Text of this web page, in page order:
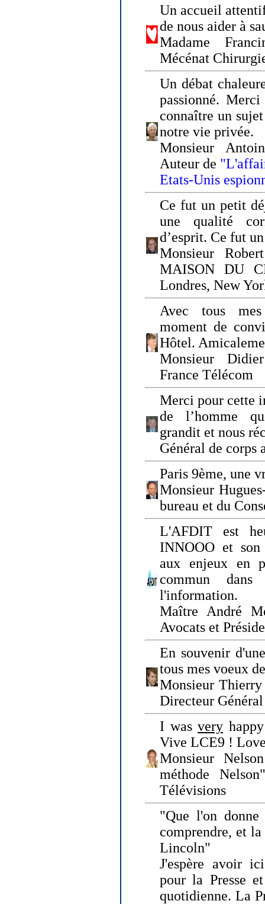
Un accueil
de nous aider à
Madame
Mécénat
Un débat
passionné.
connaître un
notre vie privée.
Monsieur
Auteur de
Etats-Unis
Ce fut un petit
une qualité
d’esprit. Ce fut
Monsieur
MAISON DU
Londres, New
Avec tous
moment de
Hôtel.
Monsieur
France Télécom
Merci pour cette
de l’homme
grandit et nous
Général de corps
Paris 9ème, une
Monsieur
bureau et du
L'AFDIT est
INNOOO et
aux enjeux en
commun
l'information.
Maître André
Avocats et
En souvenir
tous mes voeux
Monsieur
Directeur
I was very
Vive LCE9 !
Monsieur
méthode
Télévisions
"Que l'on
comprendre, et
Lincoln"
J'espère avoir
pour la Presse
quotidienne. La